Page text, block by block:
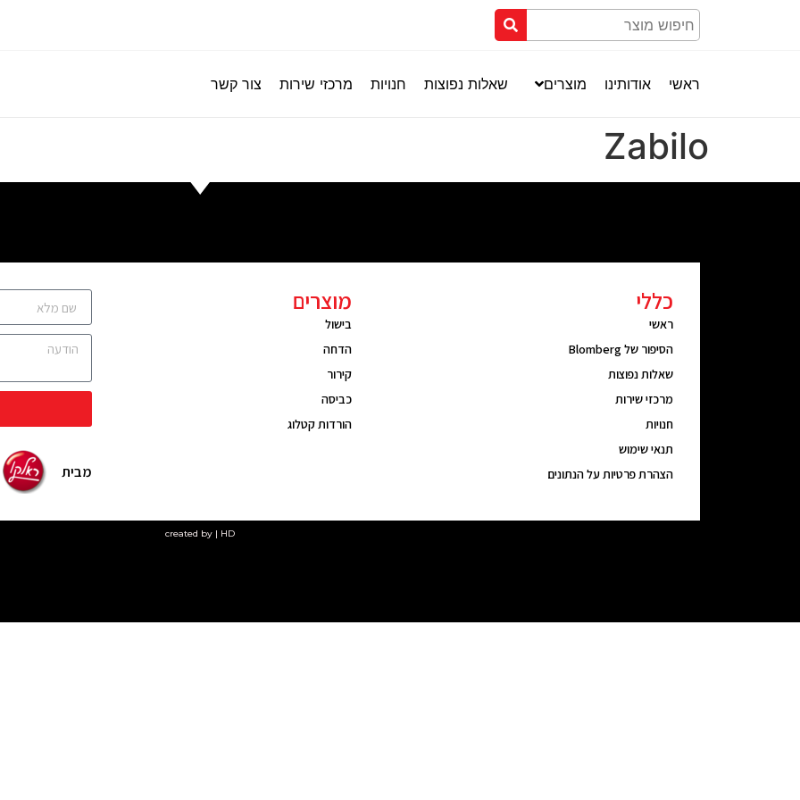
ראשי אודותינו מוצרים שאלות נפוצות חנויות מרכזי שירות צור קשר
Zabilo
כללי
ראשי
הסיפור של Blomberg
שאלות נפוצות
מרכזי שירות
חנויות
תנאי שימוש
הצהרת פרטיות על הנתונים
מוצרים
בישול
הדחה
קירור
כביסה
הורדות קטלוג
מבית
created by | HD